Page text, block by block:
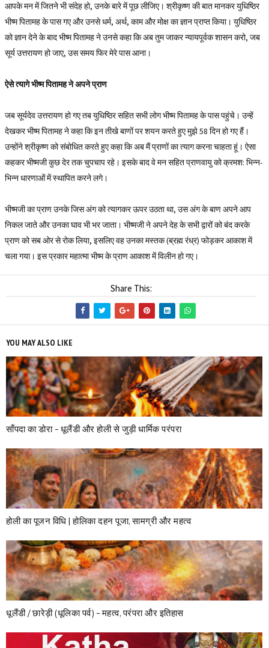
आपके मन में जितने भी संदेह हो, उनके बारे में पूछ लीजिए। श्रीकृष्ण की बात मानकर युधिष्ठिर
भीष्म पितामह के पास गए और उनसे धर्म, अर्थ, काम और मोक्ष का ज्ञान प्राप्त किया। युधिष्ठिर
को ज्ञान देने के बाद भीष्म पितामह ने उनसे कहा कि अब तुम जाकर न्यायपूर्वक शासन करो, जब
सूर्य उत्तरायण हो जाए, उस समय फिर मेरे पास आना।
ऐसे त्यागे भीष्म पितामह ने अपने प्राण
जब सूर्यदेव उत्तरायण हो गए तब युधिष्ठिर सहित सभी लोग भीष्म पितामह के पास पहुंचे। उन्हें
देखकर भीष्म पितामह ने कहा कि इन तीखे बाणों पर शयन करते हुए मुझे 58 दिन हो गए हैं।
उन्होंने श्रीकृष्ण को संबोधित करते हुए कहा कि अब मैं प्राणों का त्याग करना चाहता हूं। ऐसा
कहकर भीष्मजी कुछ देर तक चुपचाप रहे। इसके बाद वे मन सहित प्राणवायु को क्रमश: भिन्न-
भिन्न धारणाओं में स्थापित करने लगे।
भीष्मजी का प्राण उनके जिस अंग को त्यागकर ऊपर उठता था, उस अंग के बाण अपने आप
निकल जाते और उनका घाव भी भर जाता। भीष्मजी ने अपने देह के सभी द्वारों को बंद करके
प्राण को सब ओर से रोक लिया, इसलिए वह उनका मस्तक (ब्रह्म रंध्र) फोड़कर आकाश में
चला गया। इस प्रकार महात्मा भीष्म के प्राण आकाश में विलीन हो गए।
Share This:
YOU MAY ALSO LIKE
साँपदा का डोरा – धूलैंडी और होली से जुड़ी धार्मिक परंपरा
होली का पूजन विधि | होलिका दहन पूजा, सामग्री और महत्व
धूलैंडी / छारेड़ी (धूलिका पर्व) – महत्व, परंपरा और इतिहास